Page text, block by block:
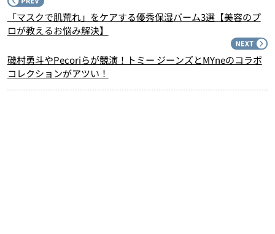
「マスクで肌荒れ」をケアする優秀保湿バーム3選【美容のプ
ロが教えるお悩み解決】
磯村勇斗やPecoriらが競演！トミー ジーンズとMYneのコラボ
コレクションがアツい！